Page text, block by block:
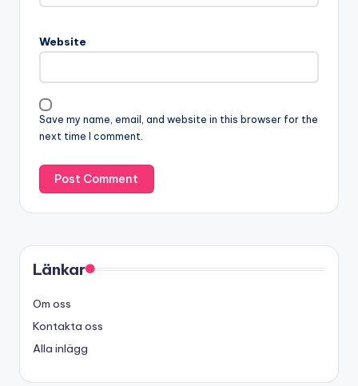
Website
Save my name, email, and website in this browser for the
next time I comment.
Länkar
Om oss
Kontakta oss
Alla inlägg